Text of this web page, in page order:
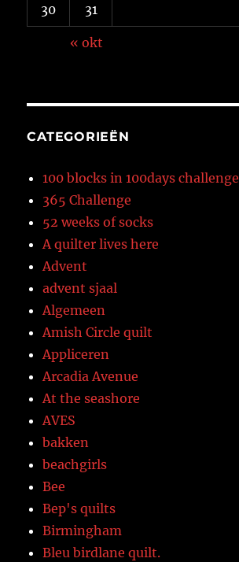
30 31
« okt
CATEGORIEËN
100 blocks in 100days challenge
365 Challenge
52 weeks of socks
A quilter lives here
Advent
advent sjaal
Algemeen
Amish Circle quilt
Appliceren
Arcadia Avenue
At the seashore
AVES
bakken
beachgirls
Bee
Bep's quilts
Birmingham
Bleu birdlane quilt.